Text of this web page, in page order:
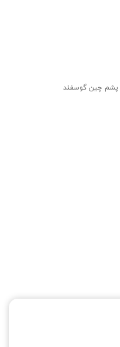
پشم چین گوسفند